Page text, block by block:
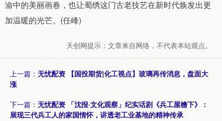
渝中的美丽画卷，也让蜀绣这门古老技艺在新时代焕发出更
加温暖的光芒。(任峰)
天创网提示：文章来自网络，不代表本站观点。
上一篇： 无忧配资 【国投期货|化工视点】玻璃再传消息，盘面大
涨
下一篇： 无忧配资 「沈报·文化观察」纪实话剧《兵工屋檐下》：
展现三代兵工人的家国情怀，讲透老工业基地的精神传承